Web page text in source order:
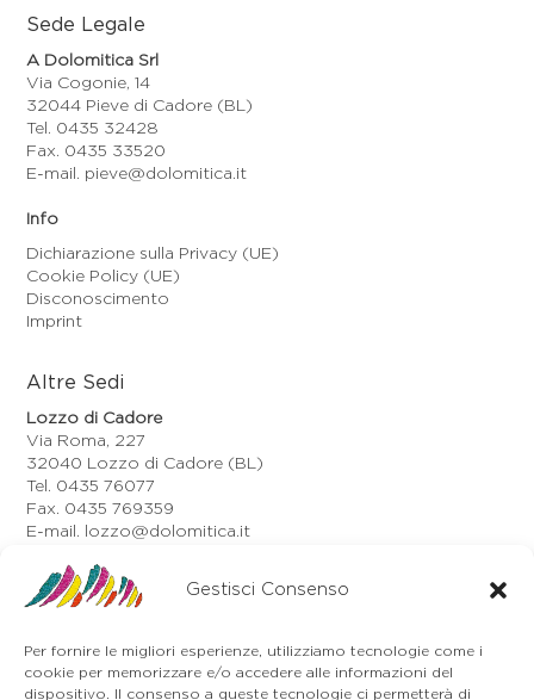
Gestisci Consenso
Per fornire le migliori esperienze, utilizziamo tecnologie come i
cookie per memorizzare e/o accedere alle informazioni del
dispositivo. Il consenso a queste tecnologie ci permetterà di
Sede Legale
A Dolomitica Srl
Via Cogonie, 14
32044 Pieve di Cadore (BL)
Tel. 0435 32428
Fax. 0435 33520
E-mail. pieve@dolomitica.it
Info
Dichiarazione sulla Privacy (UE)
Cookie Policy (UE)
Disconoscimento
Imprint
Altre Sedi
Lozzo di Cadore
Via Roma, 227
32040 Lozzo di Cadore (BL)
Tel. 0435 76077
Fax. 0435 769359
E-mail. lozzo@dolomitica.it
Auronzo di Cadore
Via Unione, 21/B
32041 Auronzo di Cadore (BL)
E-mail. auronzo@dolomitica.it
Cortina d'Ampezzo